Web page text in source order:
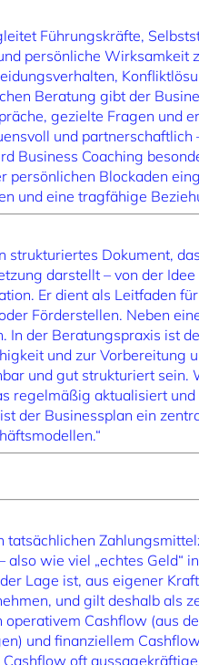
Führungskräfte,
persönliche Wirksamkeit
Beratung gibt der
gezielte Fragen und
und
Business Coaching
persönlichen Blockaden
und eine tragfähige
strukturiertes Dokument,
darstellt – von der
Er dient als Leitfaden
Förderstellen. Neben
In der Beratungspraxis ist
und zur Vorbereitung
und gut strukturiert
regelmäßig aktualisiert
der Businessplan ein
tatsächlichen
also wie viel „echtes
Lage ist, aus eigener
und gilt deshalb als
Cashflow (aus
und finanziellem
oft